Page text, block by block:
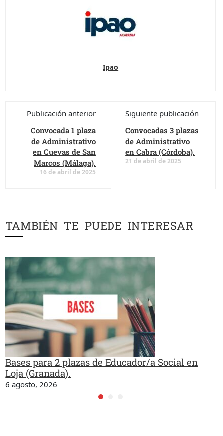
Ipao
Publicación anterior
Convocada 1 plaza
de Administrativo
en Cuevas de San
Marcos (Málaga).
16 de abril de 2025
Siguiente publicación
Convocadas 3 plazas
de Administrativo
en Cabra (Córdoba).
21 de abril de 2025
TAMBIÉN TE PUEDE INTERESAR
Bases para 2 plazas de Educador/a Social en
Loja (Granada).
6 agosto, 2026